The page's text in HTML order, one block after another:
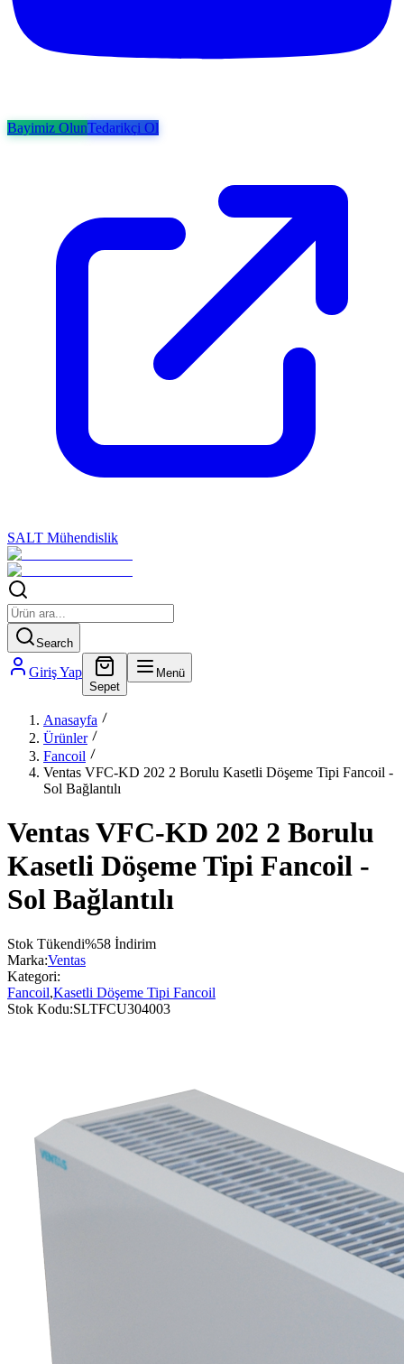
Bayimiz OlunTedarikçi Ol
SALT Mühendislik
Search
Giriş Yap
Sepet
Menü
Anasayfa
Ürünler
Fancoil
Ventas VFC-KD 202 2 Borulu Kasetli Döşeme Tipi Fancoil -
Sol Bağlantılı
Ventas VFC-KD 202 2 Borulu
Kasetli Döşeme Tipi Fancoil -
Sol Bağlantılı
Stok Tükendi%58 İndirim
Marka:Ventas
Kategori:
Fancoil,Kasetli Döşeme Tipi Fancoil
Stok Kodu:SLTFCU304003